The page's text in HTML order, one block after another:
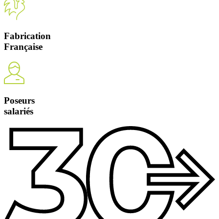
Fabrication
Française
Poseurs
salariés